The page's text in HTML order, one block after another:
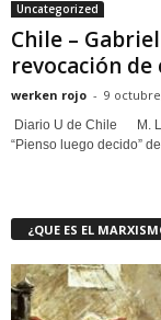
Uncategorized
Chile –
revocación de
werken rojo - 9
Diario U de Chile M.
“Pienso luego decido”
¿QUE ES EL